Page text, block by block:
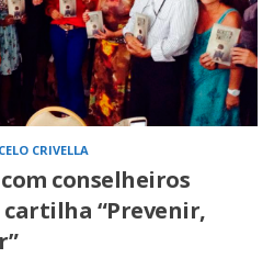
CRIVELLA
conselheiros
“Prevenir,